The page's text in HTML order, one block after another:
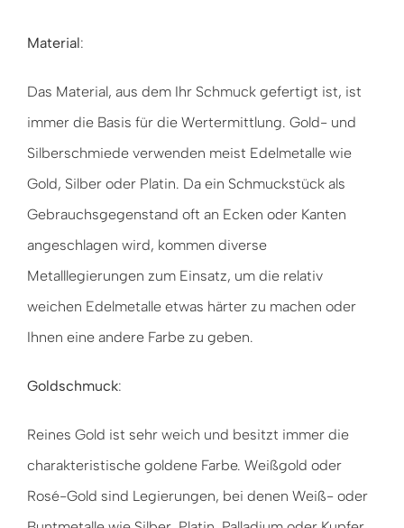
Material:
Das Material, aus dem Ihr Schmuck gefertigt ist, ist
immer die Basis für die Wertermittlung. Gold- und
Silberschmiede verwenden meist Edelmetalle wie
Gold, Silber oder Platin. Da ein Schmuckstück als
Gebrauchsgegenstand oft an Ecken oder Kanten
angeschlagen wird, kommen diverse
Metalllegierungen zum Einsatz, um die relativ
weichen Edelmetalle etwas härter zu machen oder
Ihnen eine andere Farbe zu geben.
Goldschmuck:
Reines Gold ist sehr weich und besitzt immer die
charakteristische goldene Farbe. Weißgold oder
Rosé-Gold sind Legierungen, bei denen Weiß- oder